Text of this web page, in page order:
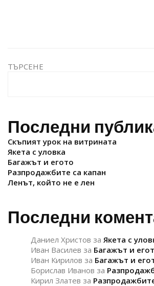
ТЪРСЕНЕ
Последни
Скъпият урок на витрината
Якета с уловка
Багажът и егото
Разпродажбите са капан
Ленът, който не е лен
Последни
Даниел Христов за Якета с
Иван Василев за Багажът и
Иван Кирилов за Багажът и
Борислав Иванов за
Кирил Златев за